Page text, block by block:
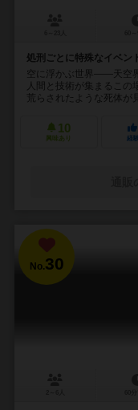
処刑ごとに特殊なイベン
空に浮かぶ世界――天空
人間と技術が集まるこ
荒らされたような死体
10
興味あり 経
No.30